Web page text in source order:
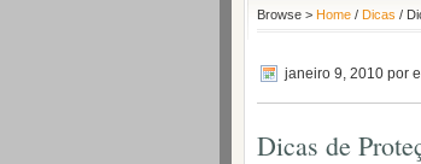
Browse > Home / Dicas /
janeiro 9, 2010 por
Dicas de